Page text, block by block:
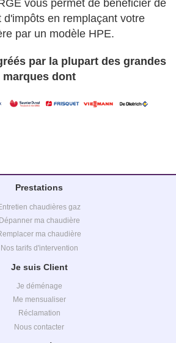
vous permet de bénéficier de
d'impôts en remplaçant votre
par un modèle HPE.
par la plupart des grandes
marques dont
Prestations
chaudières gaz
Dépanner ma chaudière
ma chaudière
Nos tarifs d'intervention
Je suis Client
Je déménage
Me mensualiser
Réclamation
Nous contacter